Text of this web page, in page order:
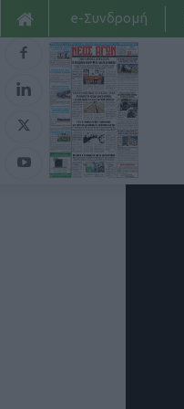
e-Συνδρομή